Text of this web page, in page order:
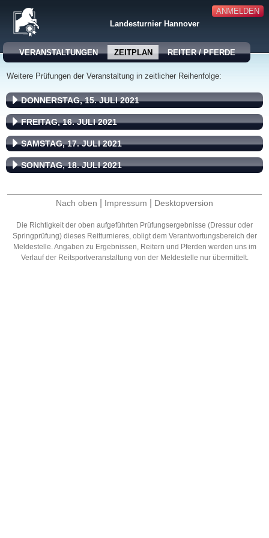
ANMELDEN
Landesturnier Hannover
VERANSTALTUNGEN ZEITPLAN REITER / PFERDE
Weitere Prüfungen der Veranstaltung in zeitlicher Reihenfolge:
DONNERSTAG, 15. JULI 2021
FREITAG, 16. JULI 2021
SAMSTAG, 17. JULI 2021
SONNTAG, 18. JULI 2021
Nach oben Impressum Desktopversion
Die Richtigkeit der oben aufgeführten Prüfungsergebnisse (Dressur oder
Springprüfung) dieses Reitturnieres, obligt dem Verantwortungsbereich der
Meldestelle. Angaben zu Ergebnissen, Reitern und Pferden werden uns im
Verlauf der Reitsportveranstaltung von der Meldestelle nur übermittelt.